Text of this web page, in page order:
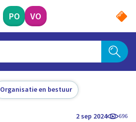
PO VO
Organisatie en bestuur
2 sep 2024 696